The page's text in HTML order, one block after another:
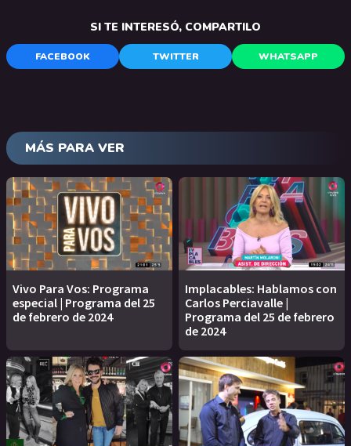
SI TE INTERESÓ, COMPARTILO
FACEBOOK TWITTER WHATSAPP
MÁS PARA VER
Vivo Para Vos: Programa
especial | Programa del 25
de febrero de 2024
Implacables: Hablamos con
Carlos Perciavalle |
Programa del 25 de febrero
de 2024